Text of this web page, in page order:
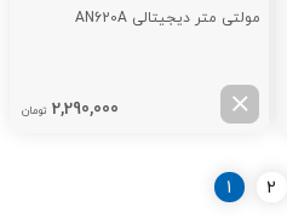
مولتی متر دیجیتالی AN620A
2,290,000 تومان
1 2